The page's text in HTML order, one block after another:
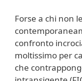
Forse a chi non
confronto
moltissimo per
che